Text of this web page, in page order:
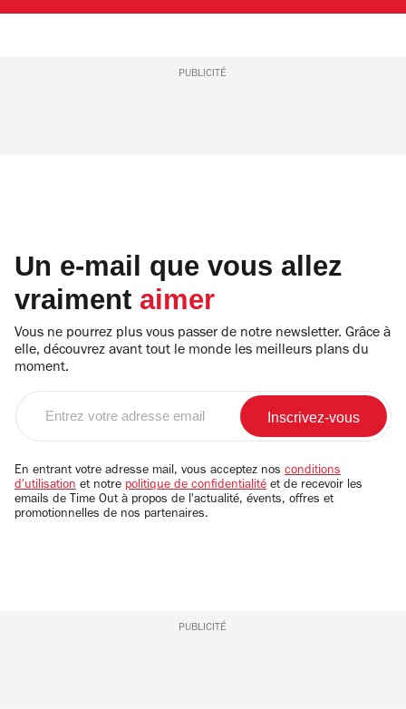
PUBLICITÉ
Un e-mail que vous allez
vraiment aimer
Vous ne pourrez plus vous passer de notre newsletter. Grâce à
elle, découvrez avant tout le monde les meilleurs plans du
moment.
email
En entrant votre adresse mail, vous acceptez nos conditions
d'utilisation et notre politique de confidentialité et de recevoir les
emails de Time Out à propos de l'actualité, évents, offres et
promotionnelles de nos partenaires.
PUBLICITÉ